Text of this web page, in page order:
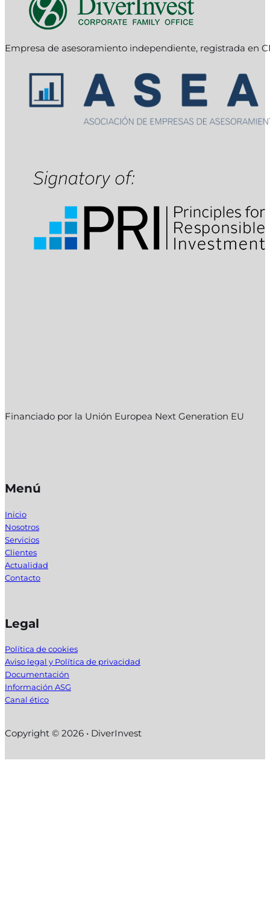
Empresa de asesoramiento independiente, registrada en
Financiado por la Unión Europea Next Generation EU
Menú
Inicio
Nosotros
Servicios
Clientes
Actualidad
Contacto
Legal
Política de cookies
Aviso legal y Política de privacidad
Documentación
Información ASG
Canal ético
Copyright © 2026 • DiverInvest